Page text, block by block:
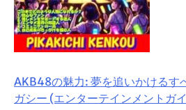
AKB48の魅力: 夢を追いかけるす
ガシー (エンターテインメントガ